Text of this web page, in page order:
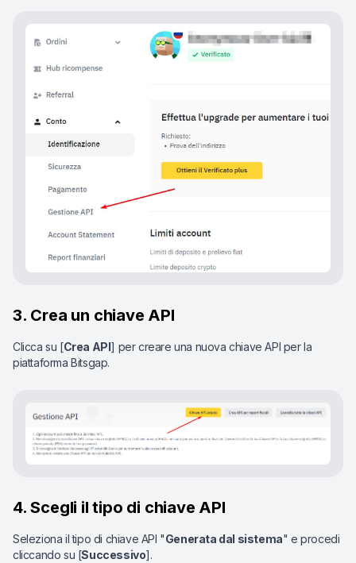
3. Crea un chiave API
Clicca su [Crea API] per creare una nuova chiave API per la
piattaforma Bitsgap.
4. Scegli il tipo di chiave API
Seleziona il tipo di chiave API "Generata dal sistema" e procedi
cliccando su [Successivo].